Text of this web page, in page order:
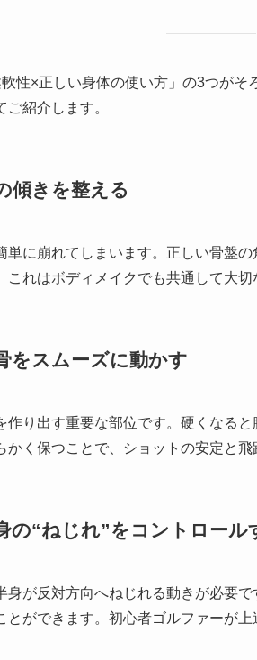
性×正しい身体の使い方」の3つが
紹介します。
傾きを整える
単に崩れてしまいます。正しい骨盤
れはボディメイクでも共通して大切
をスムーズに動かす
作り出す重要な部位です。硬くなる
く保つことで、ショットの安定と飛
“ねじれ”をコントロール
身が反対方向へねじれる動きが必要
ができます。初心者ゴルファーが